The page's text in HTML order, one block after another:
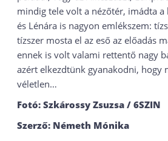
mindig tele volt a nézőtér, imádta a
és Lénára is nagyon emlékszem:
tízszer mosta el az eső az előadás
ennek is volt valami rettentő nagy
azért elkezdtünk gyanakodni, hogy
véletlen…
Fotó: Szkárossy Zsuzsa / 6SZIN
Szerző: Németh Mónika